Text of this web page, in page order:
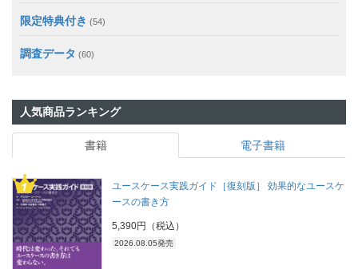
限定特典付き (54)
調査データ (60)
人気商品ランキング
書籍 電子書籍
ユースケース実践ガイド［復刻版］ 効果的なユースケ
ースの書き方
5,390円（税込）
2026.08.05発売